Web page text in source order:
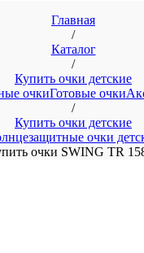
Главная
/
Каталог
/
Купить очки детские
очкиГотовые очки
/
Купить очки детские
очки
очки SWING TR